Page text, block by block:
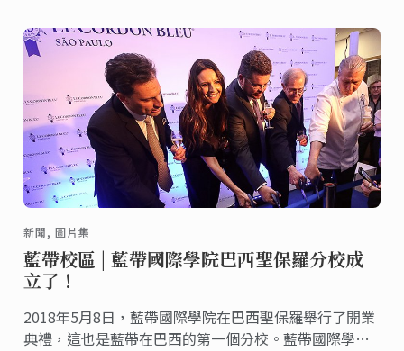
新聞, 圖片集
藍帶校區 | 藍帶國際學院巴西聖保羅分校成
立了！
2018年5月8日，藍帶國際學院在巴西聖保羅舉行了開業
典禮，這也是藍帶在巴西的第一個分校。藍帶國際學院